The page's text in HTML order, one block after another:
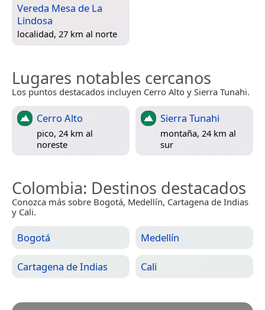
Vereda Mesa de La
Lindosa
localidad, 27 km al norte
Lugares notables cercanos
Los puntos destacados incluyen Cerro Alto y Sierra Tunahi.
Cerro Alto
pico, 24 km al
noreste
Sierra Tunahi
montaña, 24 km al
sur
Colombia: Destinos destacados
Conozca más sobre Bogotá, Medellín, Cartagena de Indias
y Cali.
Bogotá Medellín
Cartagena de Indias Cali